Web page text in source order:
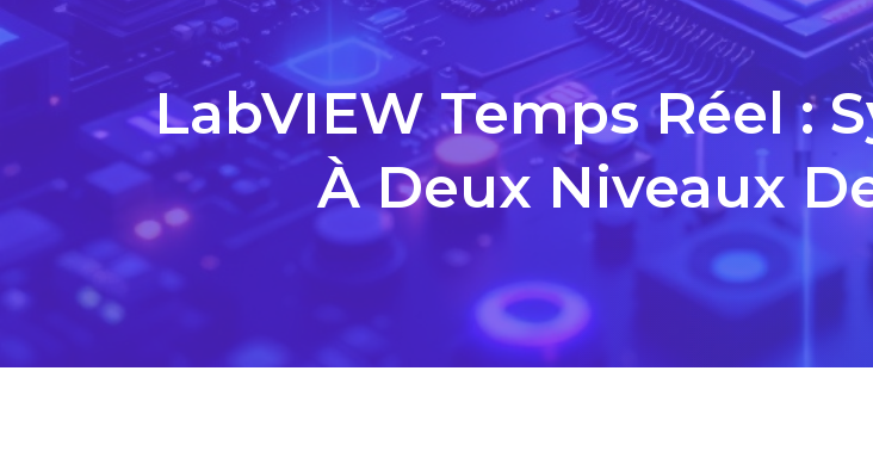
LabVIEW Temps Réel :
À Deux Niveaux